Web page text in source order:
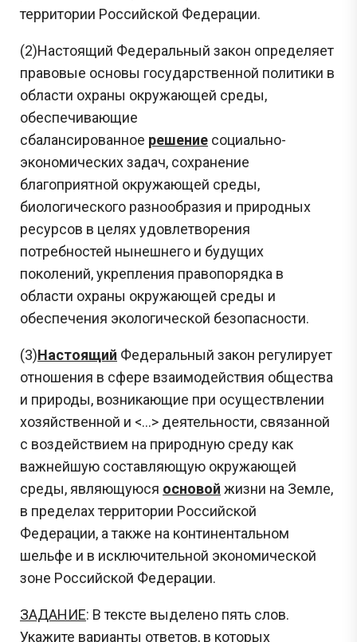
территории Российской Федерации.
(2)Настоящий Федеральный закон определяет
правовые основы государственной политики в
области охраны окружающей среды,
обеспечивающие
сбалансированное решение социально-
экономических задач, сохранение
благоприятной окружающей среды,
биологического разнообразия и природных
ресурсов в целях удовлетворения
потребностей нынешнего и будущих
поколений, укрепления правопорядка в
области охраны окружающей среды и
обеспечения экологической безопасности.
(3)Настоящий Федеральный закон регулирует
отношения в сфере взаимодействия общества
и природы, возникающие при осуществлении
хозяйственной и <…> деятельности, связанной
с воздействием на природную среду как
важнейшую составляющую окружающей
среды, являющуюся основой жизни на Земле,
в пределах территории Российской
Федерации, а также на континентальном
шельфе и в исключительной экономической
зоне Российской Федерации.
ЗАДАНИЕ: В тексте выделено пять слов.
Укажите варианты ответов, в которых
Сливы ЕГЭ в Telegram
*
задания с Дальнего востока!